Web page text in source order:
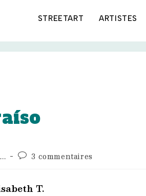
STREETART ARTISTES
Commentaires
publication :
3 commentaires
T.